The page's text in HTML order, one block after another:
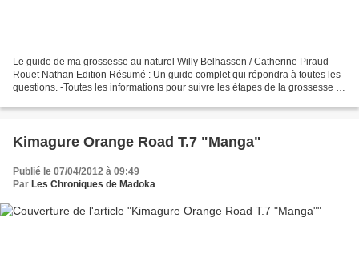
Le guide de ma grossesse au naturel Willy Belhassen / Catherine Piraud-
Rouet Nathan Edition Résumé : Un guide complet qui répondra à toutes les
questions. -Toutes les informations pour suivre les étapes de la grossesse et
Kimagure Orange Road T.7 "Manga"
Publié le 07/04/2012 à 09:49
Par Les Chroniques de Madoka